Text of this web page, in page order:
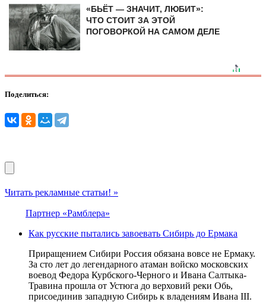
«БЬЁТ — ЗНАЧИТ, ЛЮБИТ»:
ЧТО СТОИТ ЗА ЭТОЙ
ПОГОВОРКОЙ НА САМОМ ДЕЛЕ
Поделиться:
Читать рекламные статьи! »
Партнер «Рамблера»
Как русские пытались завоевать Сибирь до Ермака
Приращением Сибири Россия обязана вовсе не Ермаку.
За сто лет до легендарного атаман войско московских
воевод Федора Курбского-Черного и Ивана Салтыка-
Травина прошла от Устюга до верховий реки Обь,
присоединив западную Сибирь к владениям Ивана III.